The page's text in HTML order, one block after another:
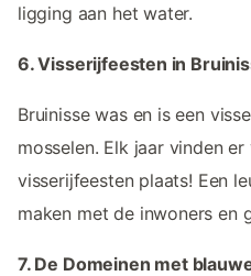
ligging aan het water.
6. Visserijfeesten in
Bruinisse was en is een
mosselen. Elk jaar vinden
visserijfeesten plaats! Een
maken met de inwoners en
7. De Domeinen met